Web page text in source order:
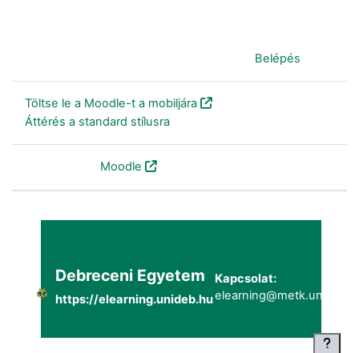
Belépés
Töltse le a Moodle-t a mobiljára
Áttérés a standard stílusra
Moodle
Debreceni Egyetem
https://elearning.unideb.hu
Kapcsolat: